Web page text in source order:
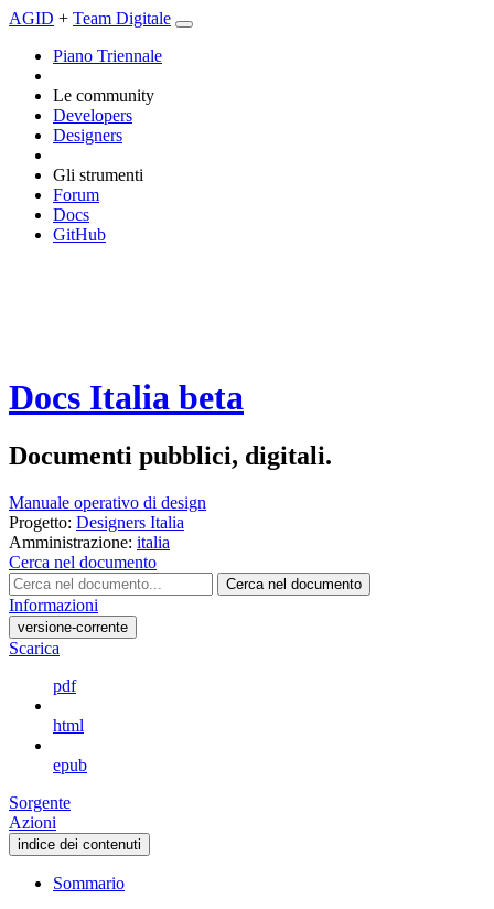
AGID + Team Digitale
Piano Triennale
Le community
Developers
Designers
Gli strumenti
Forum
Docs
GitHub
Docs Italia beta
Documenti pubblici, digitali.
Manuale operativo di design
Progetto: Designers Italia
Amministrazione: italia
Cerca nel documento
Cerca nel documento
Informazioni
versione-corrente
Scarica
pdf
html
epub
Sorgente
Azioni
indice dei contenuti
Sommario